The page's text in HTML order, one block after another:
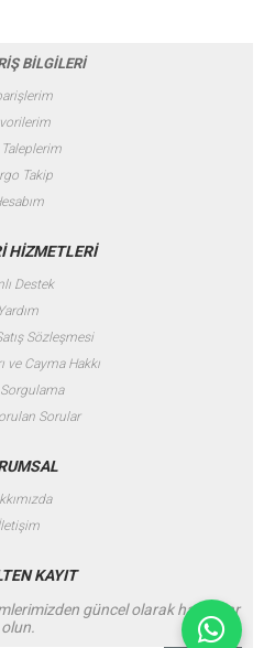
BİLGİLERİ
Taleplerim
Takip
HİZMETLERİ
Destek
Yardım
Sözleşmesi
ve Cayma Hakkı
Sorular
KAYIT
güncel olarak haberdar
olun.